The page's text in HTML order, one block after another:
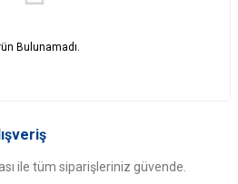
Bulunamadı.
ile tüm siparişleriniz güvende.